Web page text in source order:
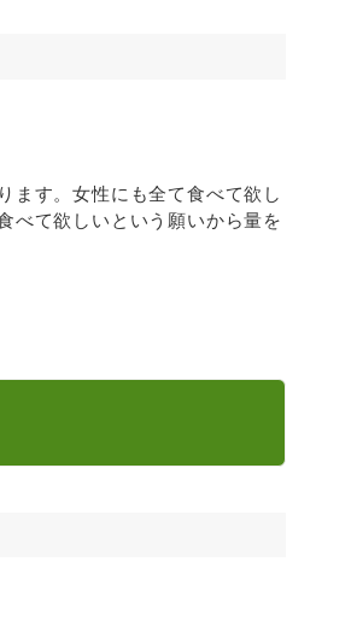
ます。女性にも全て食べて欲し
べて欲しいという願いから量を